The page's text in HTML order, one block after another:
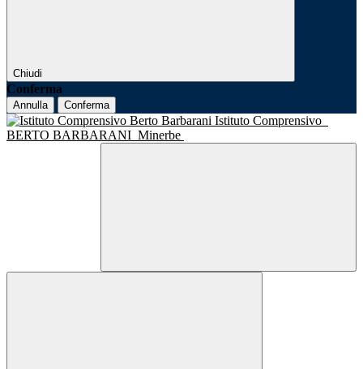
Chiudi
Conferma
Annulla Conferma
Istituto Comprensivo
BERTO BARBARANI Minerbe